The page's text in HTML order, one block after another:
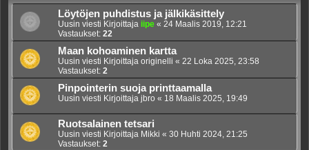
Löytöjen puhdistus ja jälkikäsittely
Uusin viesti Kirjoittaja iipe « 24 Maalis 2019, 12:21
Vastaukset: 22
Maan kohoaminen kartta
Uusin viesti Kirjoittaja originelli « 22 Loka 2025, 23:58
Vastaukset: 2
Pinpointerin suoja printtaamalla
Uusin viesti Kirjoittaja jbro « 18 Maalis 2025, 19:49
Ruotsalainen tetsari
Uusin viesti Kirjoittaja Mikki « 30 Huhti 2024, 21:25
Vastaukset: 2